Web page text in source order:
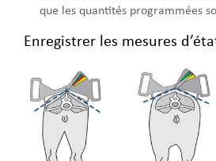
que les quantités programmées
Enregistrer les mesures